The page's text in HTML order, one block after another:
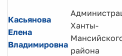
Касьянова
Елена
Владимировна
Ханты-
района